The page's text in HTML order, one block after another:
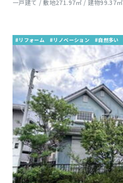
一戸建て / 敷地271.97㎡ / 建物99.37㎡
#リフォーム #リノベーション #自然多い